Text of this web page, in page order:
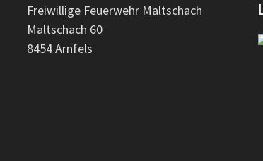
Freiwillige Feuerwehr Maltschach
Maltschach 60
8454 Arnfels